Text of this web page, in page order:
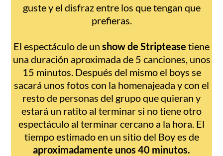
guste y el disfraz entre los que tengan que
prefieras.
El espectáculo de un show de Striptease tiene
una duración aproximada de 5 canciones, unos
15 minutos. Después del mismo el boys se
sacará unos fotos con la homenajeada y con el
resto de personas del grupo que quieran y
estará un ratito al terminar si no tiene otro
espectáculo al terminar cercano a la hora. El
tiempo estimado en un sitio del Boy es de
aproximadamente unos 40 minutos.